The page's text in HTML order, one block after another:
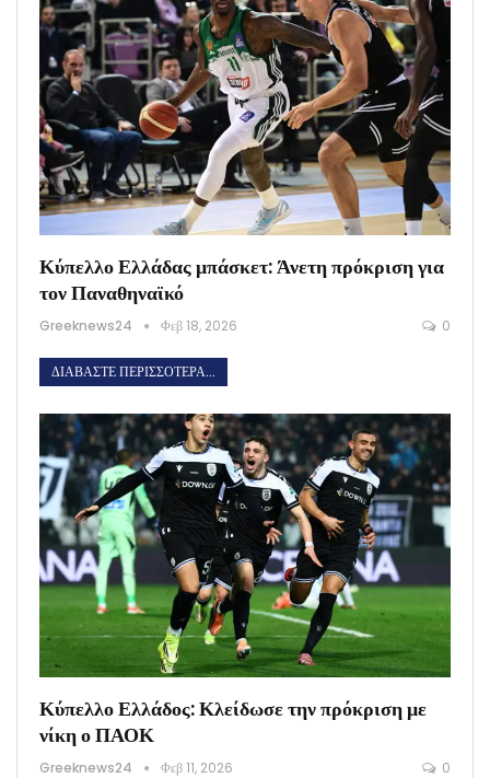
Κύπελλο Ελλάδας μπάσκετ: Άνετη πρόκριση για
τον Παναθηναϊκό
Greeknews24 Φεβ 18, 2026 0
ΔΙΑΒΆΣΤΕ ΠΕΡΙΣΣΌΤΕΡΑ...
Κύπελλο Ελλάδος: Κλείδωσε την πρόκριση με
νίκη ο ΠΑΟΚ
Greeknews24 Φεβ 11, 2026 0